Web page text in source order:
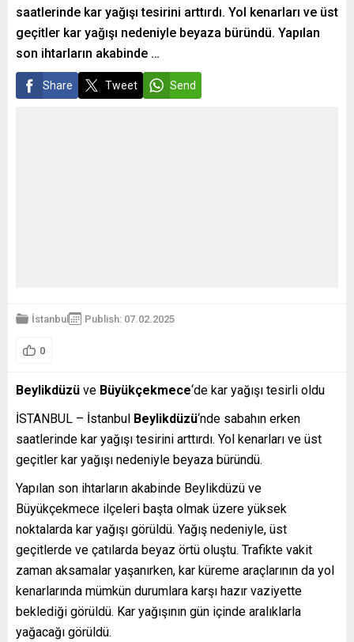
saatlerinde kar yağışı tesirini arttırdı. Yol kenarları ve üst
geçitler kar yağışı nedeniyle beyaza büründü. Yapılan
son ihtarların akabinde …
Share Tweet Send
İstanbul Publish: 07.02.2025
0
Beylikdüzü ve Büyükçekmece‘de kar yağışı tesirli oldu
İSTANBUL – İstanbul Beylikdüzü‘nde sabahın erken
saatlerinde kar yağışı tesirini arttırdı. Yol kenarları ve üst
geçitler kar yağışı nedeniyle beyaza büründü.
Yapılan son ihtarların akabinde Beylikdüzü ve
Büyükçekmece ilçeleri başta olmak üzere yüksek
noktalarda kar yağışı görüldü. Yağış nedeniyle, üst
geçitlerde ve çatılarda beyaz örtü oluştu. Trafikte vakit
zaman aksamalar yaşanırken, kar küreme araçlarının da yol
kenarlarında mümkün durumlara karşı hazır vaziyette
beklediği görüldü. Kar yağışının gün içinde aralıklarla
yağacağı görüldü.